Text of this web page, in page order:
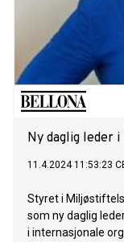
Ny daglig leder
11.4.2024 11:53:23
Styret i
som ny daglig
i internasjonale